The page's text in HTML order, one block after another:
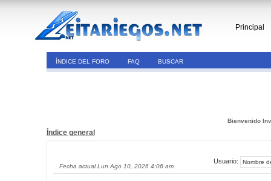
Principal
ÍNDICE DEL FORO FAQ BUSCAR
Bienvenido
Índice general
Fecha actual Lun Ago 10, 2026 4:06 am
Usuario: